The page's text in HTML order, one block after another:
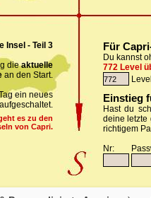
Insel - Teil 3
dieaktuelle
an den Start.
ein neues
es zu den
von Capri.
Für
Du kannst
772 Level
Level
Einstieg
Hast du
deine letzte
richtigem
Nr: